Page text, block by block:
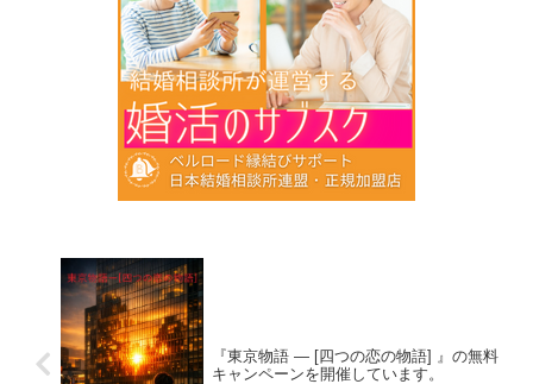
『東京物語 ― [四つの恋の物語] 』の無料
キャンペーンを開催しています。